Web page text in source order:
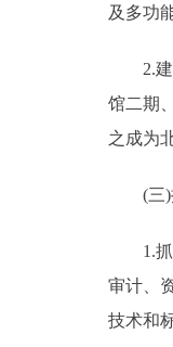
及多功
2.建设
馆二期
之成为
(三)扩
1.抓住
审计、
技术和